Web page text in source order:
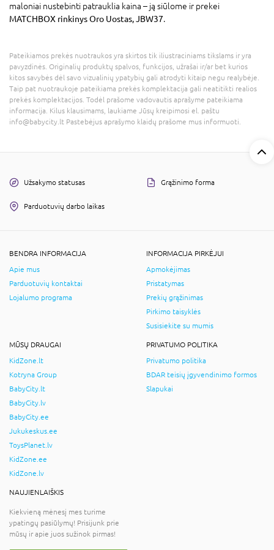
maloniai nustebinti patrauklia kaina – ją siūlome ir prekei
MATCHBOX rinkinys Oro Uostas, JBW37.
Pateikiamos prekės nuotraukos yra skirtos tik iliustraciniams tikslams ir yra
pavyzdinės. Originalių produktų spalvos, funkcijos, užrašai ir/ar bet kurios
kitos savybės dėl savo vizualinių ypatybių gali atrodyti kitaip negu realybėje.
Taip pat nuotraukoje pateikiama prekės komplektacija gali neatitikti realios
prekės komplektacijos. Todėl prašome vadovautis aprašyme pateikiama
informacija. Kilus klausimams, laukiame Jūsų kreipimosi el. paštu
info@babycity.lt Pastebėjus aprašymo klaidų prašome mus informuoti.
Užsakymo statusas Grąžinimo forma
Parduotuvių darbo laikas
BENDRA INFORMACIJA
Apie mus
Parduotuvių kontaktai
Lojalumo programa
INFORMACIJA PIRKĖJUI
Apmokėjimas
Pristatymas
Prekių grąžinimas
Pirkimo taisyklės
Susisiekite su mumis
MŪSŲ DRAUGAI
KidZone.lt
Kotryna Group
BabyCity.lt
BabyCity.lv
BabyCity.ee
Jukukeskus.ee
ToysPlanet.lv
KidZone.ee
KidZone.lv
PRIVATUMO POLITIKA
Privatumo politika
BDAR teisių įgyvendinimo formos
Slapukai
NAUJIENLAIŠKIS
Kiekvieną mėnesį mes turime
ypatingų pasiūlymų! Prisijunk prie
mūsų ir apie juos sužinok pirmas!